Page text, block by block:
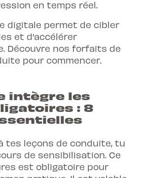
en temps réel.
digitale permet de cibler
et d'accélérer
Découvre nos forfaits de
pour commencer.
intègre les
: 8
tes leçons de conduite, tu
de sensibilisation. Ce
est obligatoire pour